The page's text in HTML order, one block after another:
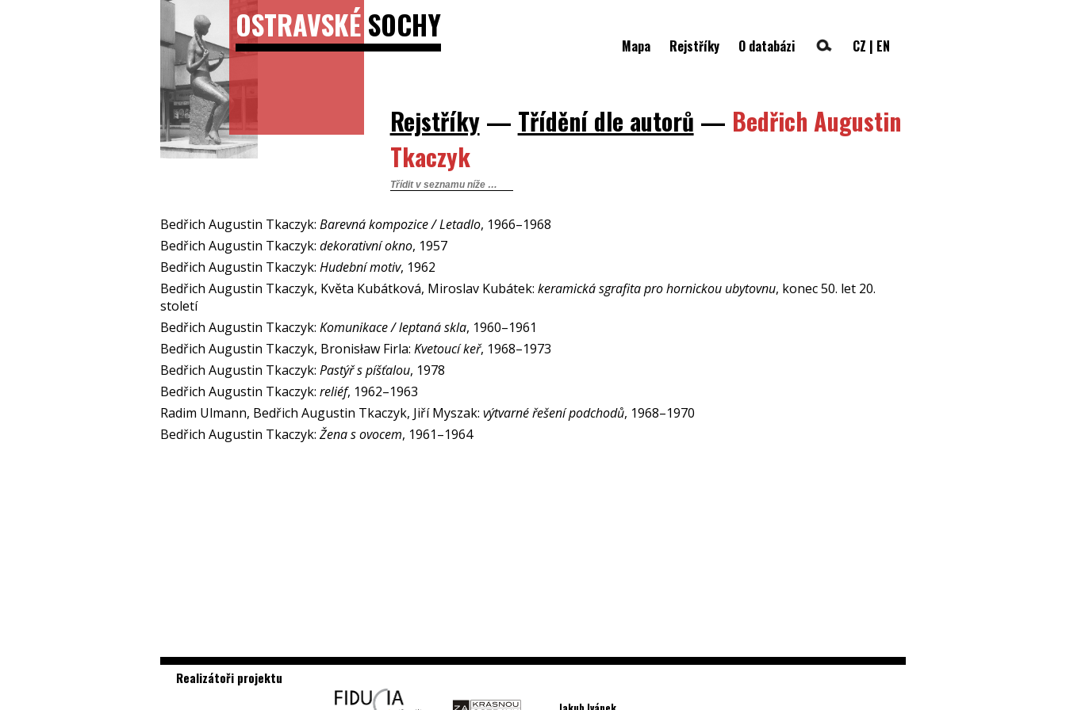
OSTRAVSKÉSOCHY
Mapa Rejstříky O databázi CZ | EN
Rejstříky— Třídění dle autorů — Bedřich Augustin
Tkaczyk
Bedřich Augustin Tkaczyk: Barevná kompozice / Letadlo, 1966–1968
Bedřich Augustin Tkaczyk: dekorativní okno, 1957
Bedřich Augustin Tkaczyk: Hudební motiv, 1962
Bedřich Augustin Tkaczyk, Květa Kubátková, Miroslav Kubátek: keramická sgrafita pro hornickou ubytovnu, konec 50. let 20.
století
Bedřich Augustin Tkaczyk: Komunikace / leptaná skla, 1960–1961
Bedřich Augustin Tkaczyk, Bronisław Firla: Kvetoucí keř, 1968–1973
Bedřich Augustin Tkaczyk: Pastýř s píšťalou, 1978
Bedřich Augustin Tkaczyk: reliéf, 1962–1963
Radim Ulmann, Bedřich Augustin Tkaczyk, Jiří Myszak: výtvarné řešení podchodů, 1968–1970
Bedřich Augustin Tkaczyk: Žena s ovocem, 1961–1964
Realizátoři projektu